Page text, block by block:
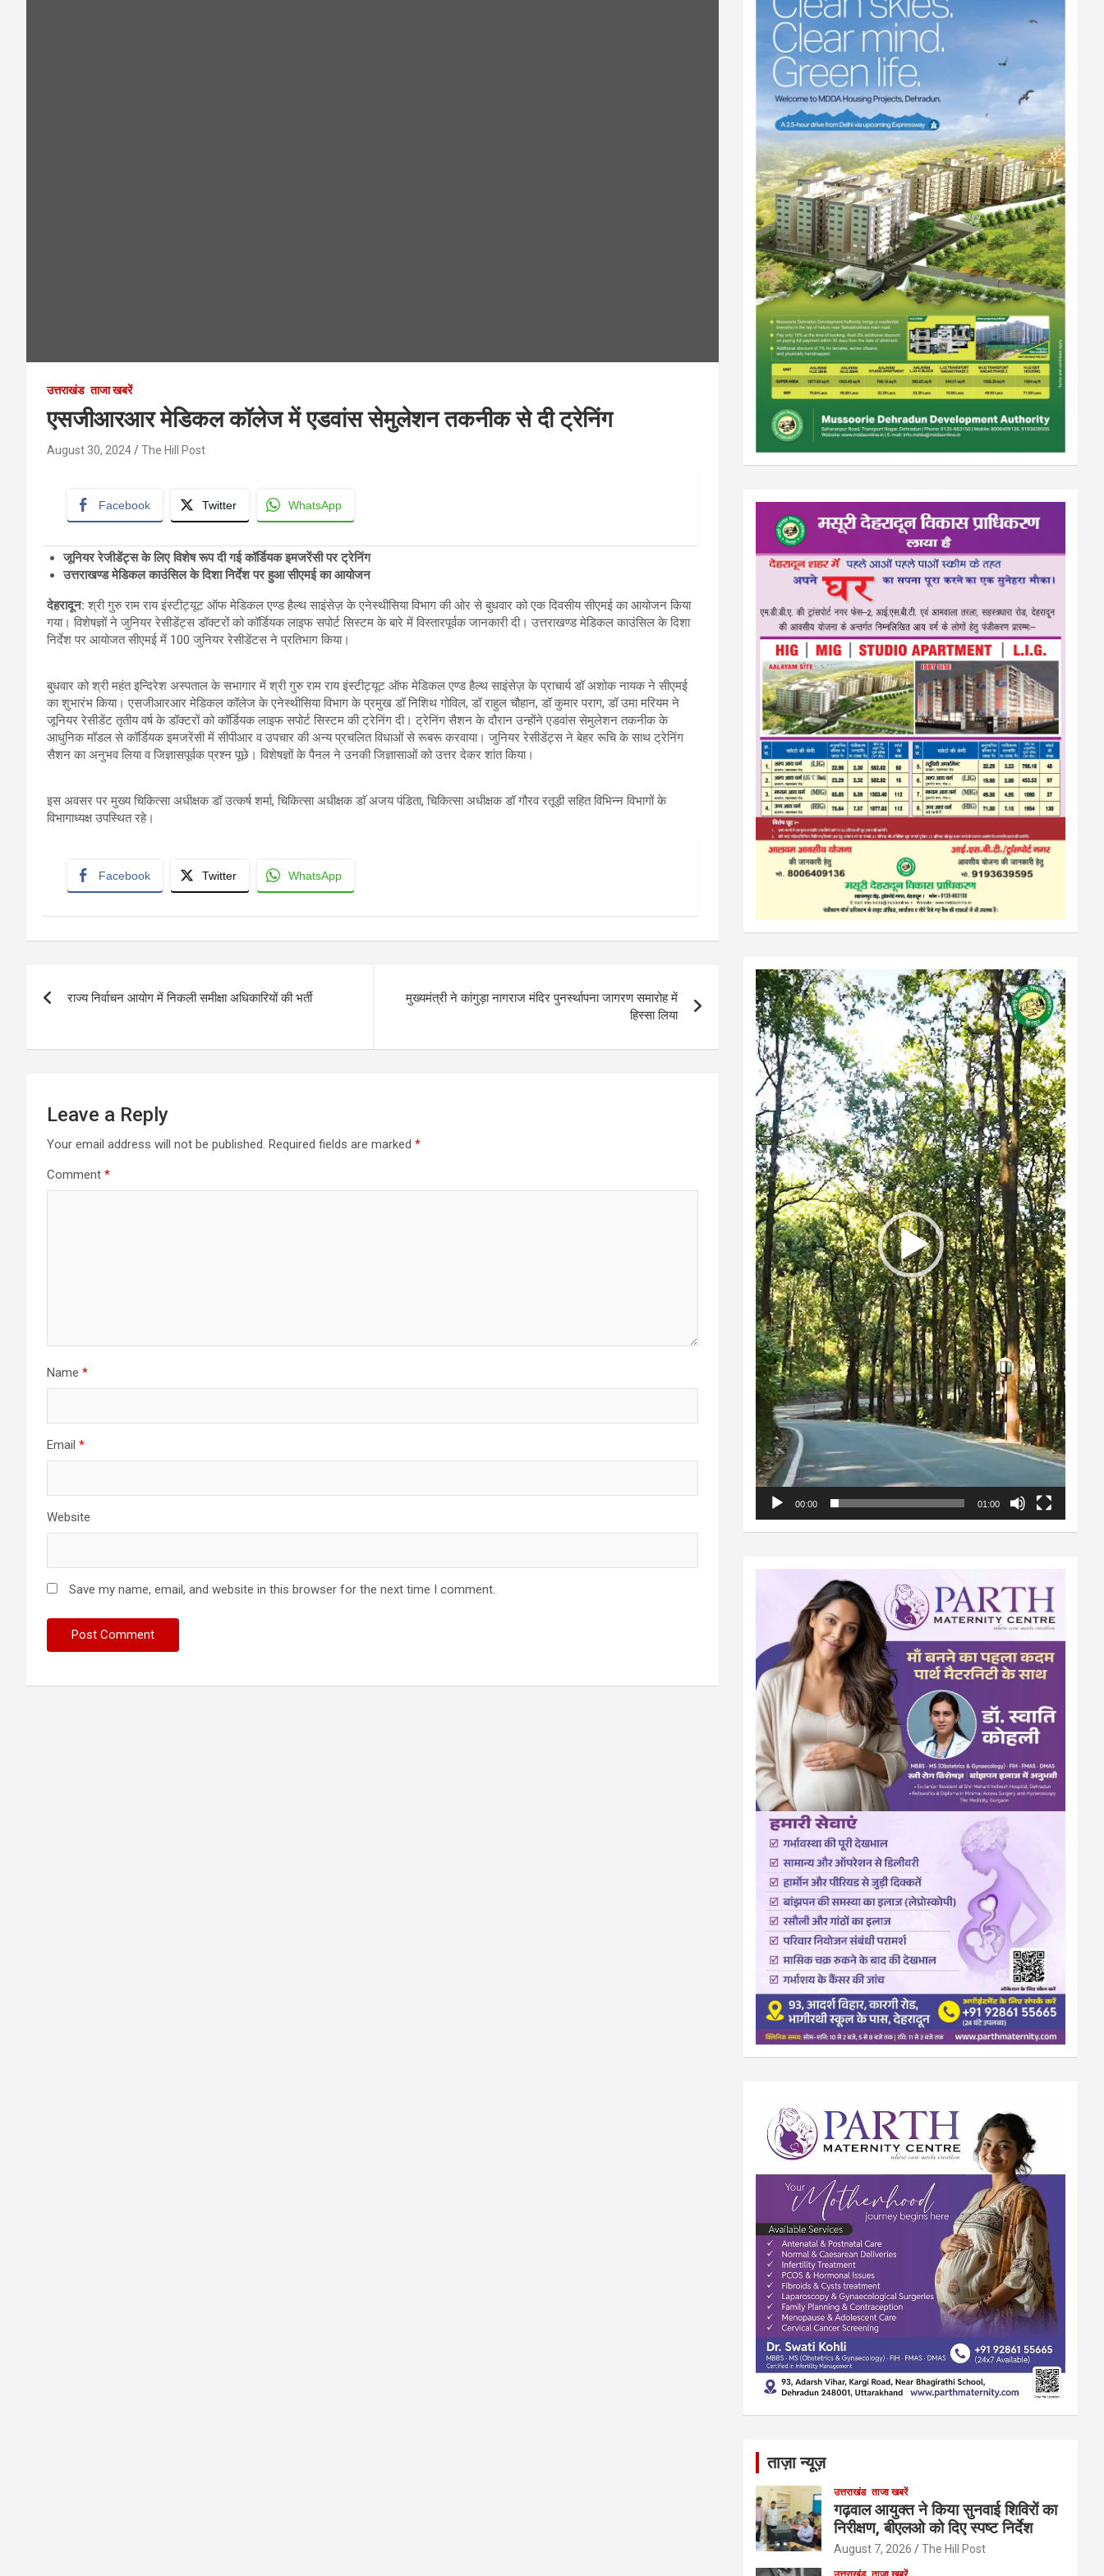
उत्तराखंड ताजा खबरें
एसजीआरआर मेडिकल कॉलेज में एडवांस सेमुलेशन तकनीक से दी ट्रेनिंग
August 30, 2024 The Hill Post
Facebook Twitter WhatsApp
जूनियर रेजीडेंट्स के लिए विशेष रूप दी गई कॉर्डियक इमजरेंसी पर ट्रेनिंग
उत्तराखण्ड मेडिकल काउंसिल के दिशा निर्देश पर हुआ सीएमई का आयोजन
देहरादून: श्री गुरु राम राय इंस्टीट्यूट ऑफ मेडिकल एण्ड हैल्थ साइंसेज़ के एनेस्थीसिया विभाग की ओर से बुधवार को एक दिवसीय सीएमई का आयोजन किया
गया। विशेषज्ञों ने जुनियर रेसीडेंट्स डॉक्टरों को कॉर्डियक लाइफ सपोर्ट सिस्टम के बारे में विस्तारपूर्वक जानकारी दी। उत्तराखण्ड मेडिकल काउंसिल के दिशा
निर्देश पर आयोजत सीएमई में 100 जुनियर रेसीडेंटस ने प्रतिभाग किया।
बुधवार को श्री महंत इन्दिरेश अस्पताल के सभागार में श्री गुरु राम राय इंस्टीट्यूट ऑफ मेडिकल एण्ड हैल्थ साइंसेज़ के प्राचार्य डॉ अशोक नायक ने सीएमई
का शुभारंभ किया। एसजीआरआर मेडिकल कॉलेज के एनेस्थीसिया विभाग के प्रमुख डॉ निशिथ गोविल, डॉ राहुल चौहान, डॉ कुमार पराग, डॉ उमा मरियम ने
जूनियर रेसीडेंट तृतीय वर्ष के डॉक्टरों को कॉर्डियक लाइफ सपोर्ट सिस्टम की ट्रेनिंग दी। ट्रेनिंग सैशन के दौरान उन्होंने एडवांस सेमुलेशन तकनीक के
आधुनिक मॉडल से कॉर्डियक इमजरेंसी में सीपीआर व उपचार की अन्य प्रचलित विधाओं से रूबरू करवाया। जुनियर रेसीडेंट्स ने बेहर रूचि के साथ ट्रेनिंग
सैशन का अनुभव लिया व जिज्ञासपूर्वक प्रश्न पूछे। विशेषज्ञों के पैनल ने उनकी जिज्ञासाओं को उत्तर देकर शांत किया।
इस अवसर पर मुख्य चिकित्सा अधीक्षक डॉ उत्कर्ष शर्मा, चिकित्सा अधीक्षक डाॅ अजय पंडिता, चिकित्सा अधीक्षक डॉ गौरव रतूड़ी सहित विभिन्न विभागों के
विभागाध्यक्ष उपस्थित रहे।
Facebook Twitter WhatsApp
navigation
राज्य निर्वाचन आयोग में निकली समीक्षा अधिकारियों की भर्ती
मुख्यमंत्री ने कांगुड़ा नागराज मंदिर पुनर्स्थापना जागरण समारोह में
हिस्सा लिया
Leave a Reply
Your email address will not be published. Required fields are marked *
Comment *
Name *
Email *
Website
Save my name, email, and website in this browser for the next time I comment.
Video
Player
00:00 01:00
ताज़ा न्यूज़
उत्तराखंड ताजा खबरें
गढ़वाल आयुक्त ने किया सुनवाई शिविरों का
निरीक्षण, बीएलओ को दिए स्पष्ट निर्देश
August 7, 2026 The Hill Post